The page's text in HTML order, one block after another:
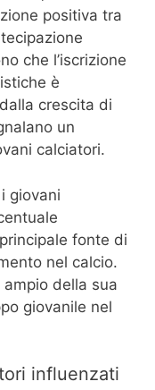
positiva tra
che l’iscrizione
è
crescita di
un
calciatori.
giovani
fonte di
nel calcio.
ampio della sua
giovanile nel
influenzati